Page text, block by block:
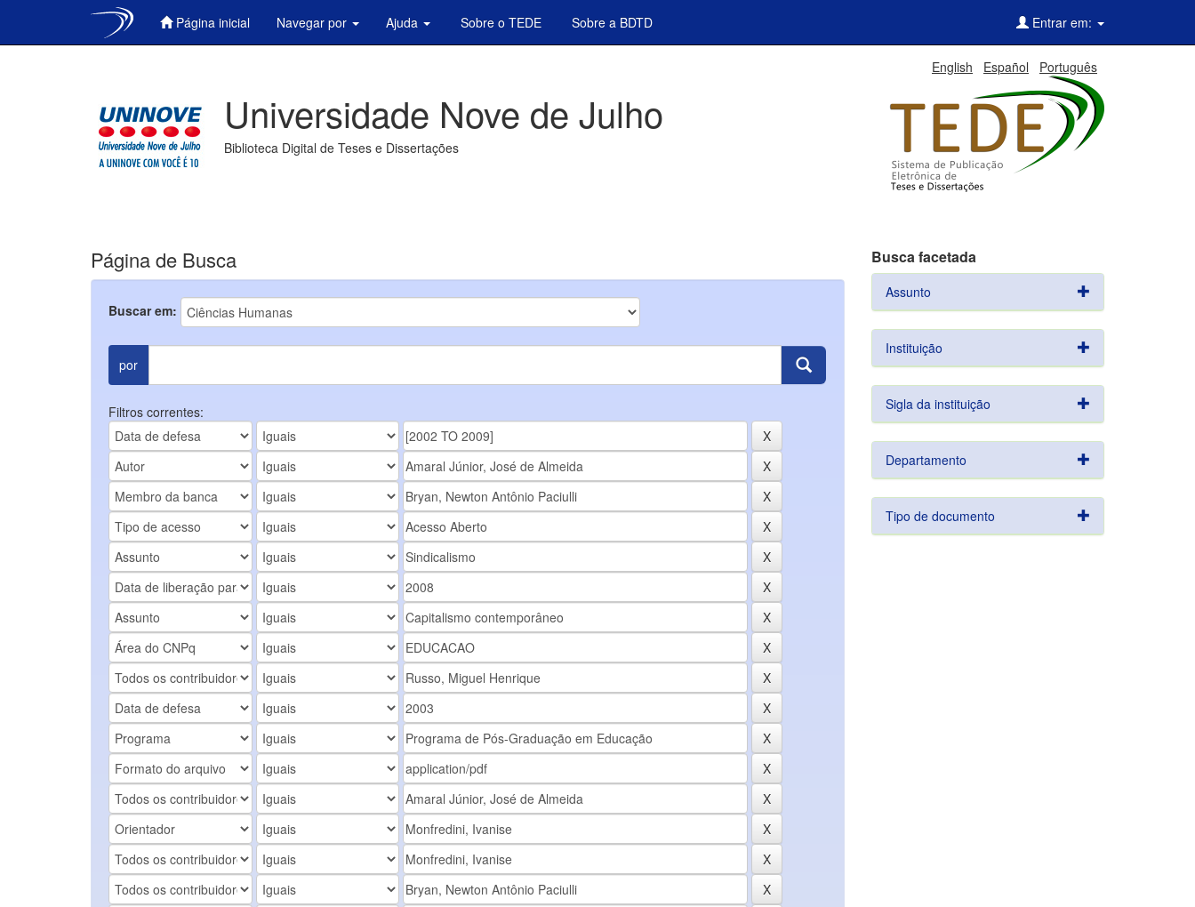
Página inicial Navegar por Ajuda Sobre o TEDE Sobre a BDTD Entrar em:
English Español Português
Universidade Nove de Julho
Biblioteca Digital de Teses e Dissertações
Página de Busca
Buscar em:
por
Filtros correntes:
Busca facetada
Assunto
Instituição
Sigla da instituição
Departamento
Tipo de documento